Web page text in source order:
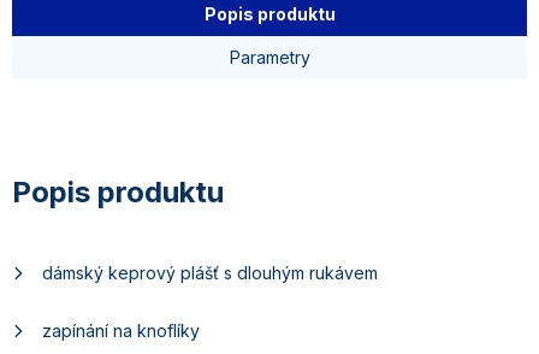
Popis produktu
Parametry
dámský keprový plášť s dlouhým rukávem
zapínání na knoflíky